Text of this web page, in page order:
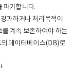
한사항 통지 (거절,타 법
파기합니다.
과하거나 처리목적이
계속 보존하여야 하는
데이터베이스(DB)로